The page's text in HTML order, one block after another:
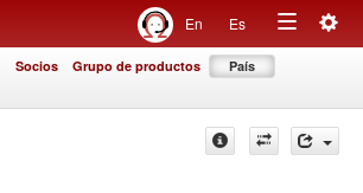
En Es
Toggle
Socios Grupo de productos País